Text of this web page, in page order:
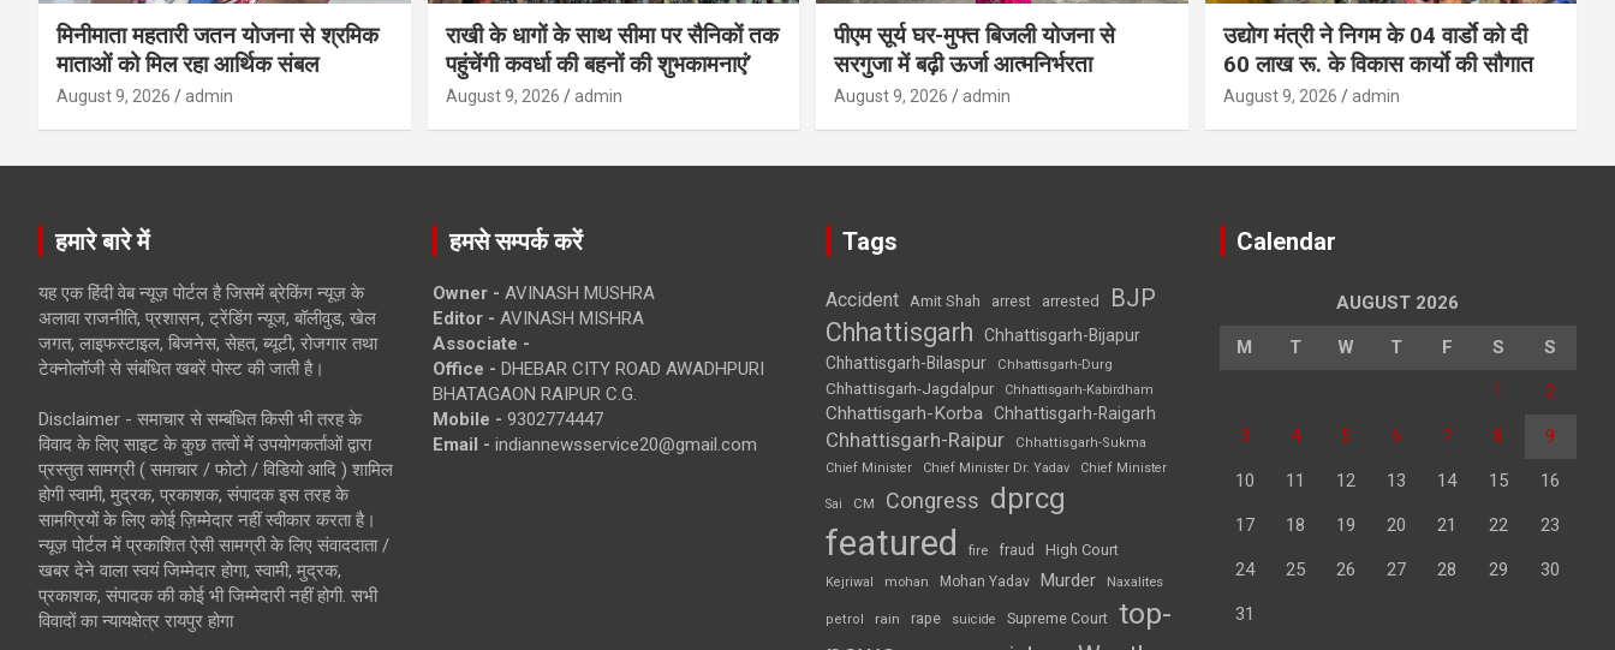
मिनीमाता महतारी जतन योजना से श्रमिक
माताओं को मिल रहा आर्थिक संबल
August 9, 2026 admin
राखी के धागों के साथ सीमा पर सैनिकों तक
पहुंचेंगी कवर्धा की बहनों की शुभकामनाएं’
August 9, 2026 admin
पीएम सूर्य घर-मुफ्त बिजली योजना से
सरगुजा में बढ़ी ऊर्जा आत्मनिर्भरता
August 9, 2026 admin
उद्योग मंत्री ने निगम के 04 वार्डाे को दी
60 लाख रू. के विकास कार्याे की सौगात
August 9, 2026 admin
हमारे बारे में
यह एक हिंदी वेब न्यूज़ पोर्टल है जिसमें ब्रेकिंग न्यूज़ के
अलावा राजनीति, प्रशासन, ट्रेंडिंग न्यूज, बॉलीवुड, खेल
जगत, लाइफस्टाइल, बिजनेस, सेहत, ब्यूटी, रोजगार तथा
टेक्नोलॉजी से संबंधित खबरें पोस्ट की जाती है।
Disclaimer - समाचार से सम्बंधित किसी भी तरह के
विवाद के लिए साइट के कुछ तत्वों में उपयोगकर्ताओं द्वारा
प्रस्तुत सामग्री ( समाचार / फोटो / विडियो आदि ) शामिल
होगी स्वामी, मुद्रक, प्रकाशक, संपादक इस तरह के
सामग्रियों के लिए कोई ज़िम्मेदार नहीं स्वीकार करता है।
न्यूज़ पोर्टल में प्रकाशित ऐसी सामग्री के लिए संवाददाता /
खबर देने वाला स्वयं जिम्मेदार होगा, स्वामी, मुद्रक,
प्रकाशक, संपादक की कोई भी जिम्मेदारी नहीं होगी. सभी
विवादों का न्यायक्षेत्र रायपुर होगा
हमसे सम्पर्क करें
Owner - AVINASH MUSHRA
Editor - AVINASH MISHRA
Associate -
Office - DHEBAR CITY ROAD AWADHPURI
BHATAGAON RAIPUR C.G.
Mobile - 9302774447
Email - indiannewsservice20@gmail.com
Tags
Accident Amit Shah arrest arrested BJP
Chhattisgarh
Chhattisgarh-Bijapur
Chhattisgarh-Bilaspur
Chhattisgarh-Durg
Chhattisgarh-Jagdalpur Chhattisgarh-Kabirdham
Chhattisgarh-Korba Chhattisgarh-Raigarh
Chhattisgarh-Raipur
Chhattisgarh-Sukma
Chief Minister
Chief Minister Dr. Yadav Chief Minister
Sai CM Congress dprcg
featured fire fraud High Court
Kejriwal mohan Mohan Yadav Murder Naxalites
petrol rain rape suicide Supreme Court top-
Calendar
AUGUST 2026
M T W T F S S
1 2
3 4 5 6 7 8 9
10 11 12 13 14 15 16
17 18 19 20 21 22 23
24 25 26 27 28 29 30
31